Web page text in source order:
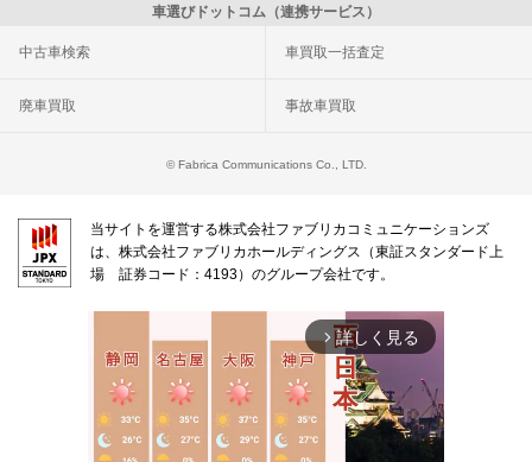
車選びドットコム（連携サービス）
中古車検索 車買取一括査定
廃車買取 事故車買取
© Fabrica Communications Co., LTD.
当サイトを運営する株式会社ファブリカコミュニケーションズ
は、株式会社ファブリカホールディングス（東証スタンダード上
場 証券コード：4193）のグループ会社です。
arrow_forward_ios 詳しく見る